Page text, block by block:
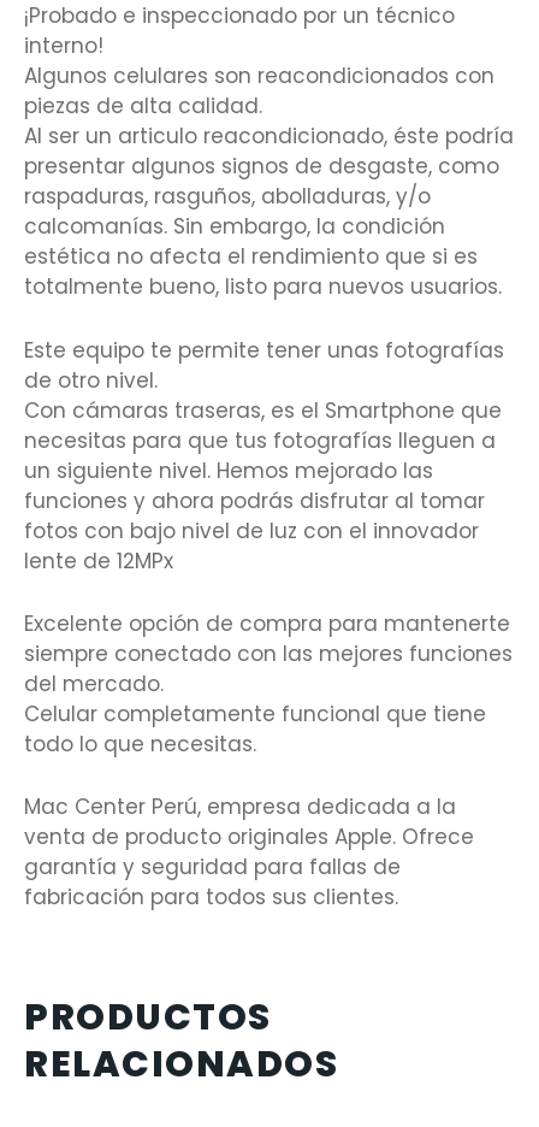
¡Probado e inspeccionado por un técnico
interno!
Algunos celulares son reacondicionados con
piezas de alta calidad.
Al ser un articulo reacondicionado, éste podría
presentar algunos signos de desgaste, como
raspaduras, rasguños, abolladuras, y/o
calcomanías. Sin embargo, la condición
estética no afecta el rendimiento que si es
totalmente bueno, listo para nuevos usuarios.
Este equipo te permite tener unas fotografías
de otro nivel.
Con cámaras traseras, es el Smartphone que
necesitas para que tus fotografías lleguen a
un siguiente nivel. Hemos mejorado las
funciones y ahora podrás disfrutar al tomar
fotos con bajo nivel de luz con el innovador
lente de 12MPx
Excelente opción de compra para mantenerte
siempre conectado con las mejores funciones
del mercado.
Celular completamente funcional que tiene
todo lo que necesitas.
Mac Center Perú, empresa dedicada a la
venta de producto originales Apple. Ofrece
garantía y seguridad para fallas de
fabricación para todos sus clientes.
PRODUCTOS
RELACIONADOS